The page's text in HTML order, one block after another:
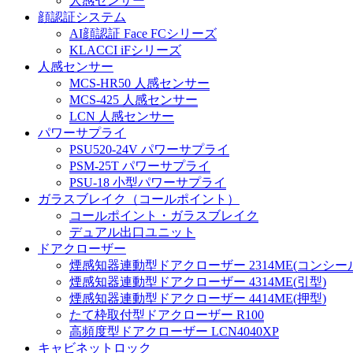
顔認証システム
AI顔認証 Face FCシリーズ
KLACCI iFシリーズ
人感センサー
MCS-HR50 人感センサー
MCS-425 人感センサー
LCN 人感センサー
パワーサプライ
PSU520-24V パワーサプライ
PSM-25T パワーサプライ
PSU-18 小型パワーサプライ
ガラスブレイク（コールポイント）
コールポイント・ガラスブレイク
デュアル出口ユニット
ドアクローザー
煙感知器連動型ドアクローザー 2314ME(コンシー
煙感知器連動型ドアクローザー 4314ME(引型)
煙感知器連動型ドアクローザー 4414ME(押型)
たて枠取付型ドアクローザー R100
高頻度型ドアクローザー LCN4040XP
キャビネットロック